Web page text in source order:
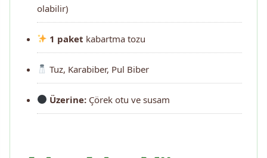
olabilir)
1 paket kabartma tozu
Tuz, Karabiber, Pul Biber
Üzerine: Çörek otu ve susam